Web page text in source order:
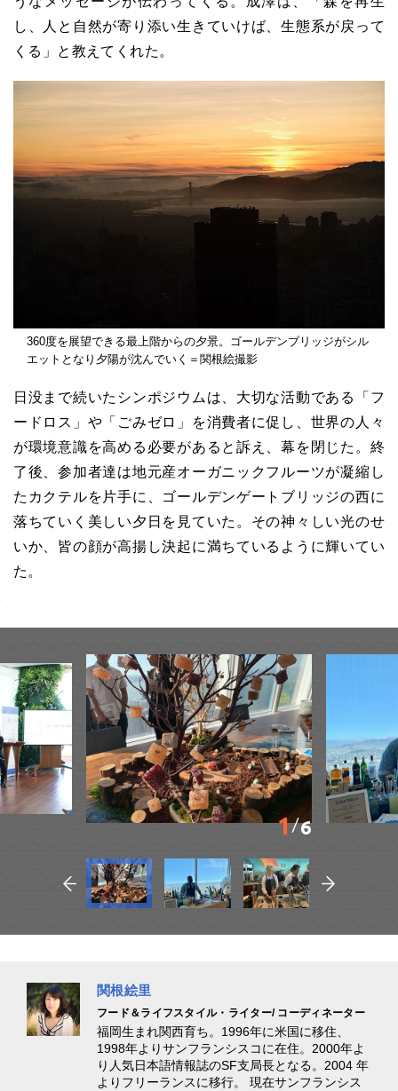
し、人と自然が寄り添い生きていけば、生態系が戻って
くる」と教えてくれた。
360度を展望できる最上階からの夕景。ゴールデンブリッジがシル
エットとなり夕陽が沈んでいく＝関根絵撮影
日没まで続いたシンポジウムは、大切な活動である「フ
ードロス」や「ごみゼロ」を消費者に促し、世界の人々
が環境意識を高める必要があると訴え、幕を閉じた。終
了後、参加者達は地元産オーガニックフルーツが凝縮し
たカクテルを片手に、ゴールデンゲートブリッジの西に
落ちていく美しい夕日を見ていた。その神々しい光のせ
いか、皆の顔が高揚し決起に満ちているように輝いてい
た。
1 6
関根絵里
フード＆ライフスタイル・ライター/ コーディネーター
福岡生まれ関西育ち。1996年に米国に移住、
1998年よりサンフランシスコに在住。2000年よ
り人気日本語情報誌のSF支局長となる。2004 年
よりフリーランスに移行。 現在サンフランシス